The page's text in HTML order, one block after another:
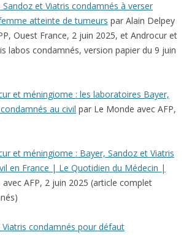
et Viatris condamnés à verser
atteinte de tumeurs par Alain Delpey
Ouest France, 2 juin 2025, et Androcur et
labos condamnés, version papier du 9 juin
et méningiome : les laboratoires Bayer,
au civil par Le Monde avec AFP,
et méningiome : Bayer, Sandoz et Viatris
en France | Le Quotidien du Médecin |
avec AFP, 2 juin 2025 (article complet
condamnés pour défaut